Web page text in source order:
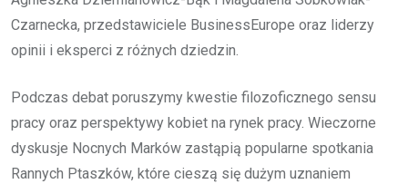
Czarnecka, przedstawiciele BusinessEurope oraz liderzy
opinii i eksperci z różnych dziedzin.
Podczas debat poruszymy kwestie filozoficznego sensu
pracy oraz perspektywy kobiet na rynek pracy. Wieczorne
dyskusje Nocnych Marków zastąpią popularne spotkania
Rannych Ptaszków, które cieszą się dużym uznaniem